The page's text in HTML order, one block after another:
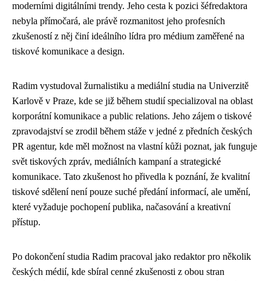
moderními digitálními trendy. Jeho cesta k pozici šéfredaktora
nebyla přímočará, ale právě rozmanitost jeho profesních
zkušeností z něj činí ideálního lídra pro médium zaměřené na
tiskové komunikace a design.
Radim vystudoval žurnalistiku a mediální studia na Univerzitě
Karlově v Praze, kde se již během studií specializoval na oblast
korporátní komunikace a public relations. Jeho zájem o tiskové
zpravodajství se zrodil během stáže v jedné z předních českých
PR agentur, kde měl možnost na vlastní kůži poznat, jak funguje
svět tiskových zpráv, mediálních kampaní a strategické
komunikace. Tato zkušenost ho přivedla k poznání, že kvalitní
tiskové sdělení není pouze suché předání informací, ale umění,
které vyžaduje pochopení publika, načasování a kreativní
přístup.
Po dokončení studia Radim pracoval jako redaktor pro několik
českých médií, kde sbíral cenné zkušenosti z obou stran